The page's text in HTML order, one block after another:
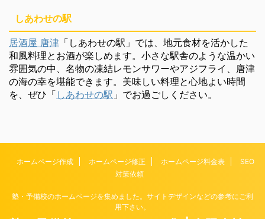
しあわせの駅
居酒屋 唐津 「しあわせの駅」では、地元食材を活かした
和風料理とお酒が楽しめます。小さな駅舎のような温かい
雰囲気の中、名物の凍結レモンサワーやアジフライ、唐津
の海の幸を堪能できます。美味しい料理と心地よい時間
を、ぜひ「 しあわせの駅 」でお過ごしください。
ホームページ作成 ホームページ修正 ホームページ料金表
SEO
対策依頼
塾・予備校のホームページを集めました。サイトデザインなどの参考にご利
用下さい。